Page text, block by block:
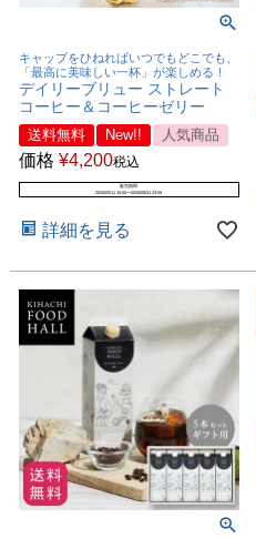
キャップをひねればいつでもどこでも、
「最高に美味しい一杯」が楽しめる！
デイリーブリュー ストレート
コーヒー＆コーヒーゼリー
送料無料 New!! 人気商品
価格 ¥4,200税込
販売期間
2026/05/11 10:00〜2026/08/31 23:59
詳細を見る